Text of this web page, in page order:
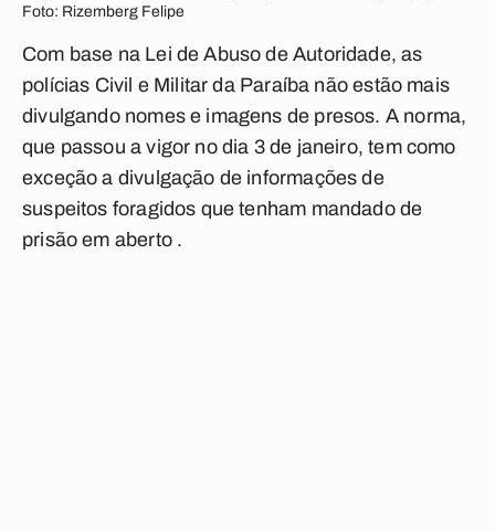
Foto: Rizemberg Felipe
Com base na Lei de Abuso de Autoridade, as
polícias Civil e Militar da Paraíba não estão mais
divulgando nomes e imagens de presos. A norma,
que passou a vigor no dia 3 de janeiro, tem como
exceção a divulgação de informações de
suspeitos foragidos que tenham mandado de
prisão em aberto .